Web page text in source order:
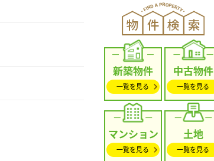
新築物件
一覧を見る
中古物件
一覧を見る
マンション
一覧を見る
土地
一覧を見る